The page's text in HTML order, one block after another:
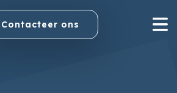
Contacteer ons